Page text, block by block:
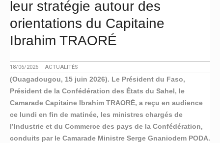
leur stratégie autour des
orientations du Capitaine
Ibrahim TRAORÉ
18/06/2026 ACTUALITÉS
(Ouagadougou, 15 juin 2026). Le Président du Faso,
Président de la Confédération des États du Sahel, le
Camarade Capitaine Ibrahim TRAORÉ, a reçu en audience
ce lundi en fin de matinée, les ministres chargés de
l’Industrie et du Commerce des pays de la Confédération,
conduits par le Camarade Ministre Serge Gnaniodem PODA.